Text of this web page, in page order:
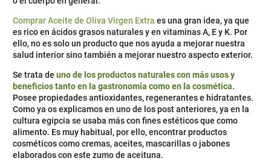
Comprar Aceite de Oliva Virgen Extra es una gran idea, ya que
es rico en ácidos grasos naturales y en vitaminas A, E y K. Por
ello, no es solo un producto que nos ayuda a mejorar nuestra
salud interior sino también a mejorar nuestro aspecto exterior.
Se trata de uno de los productos naturales con más usos y
beneficios tanto en la gastronomía como en la cosmética.
Posee propiedades antioxidantes, regenerantes e hidratantes.
Como ya os explicamos en uno de los post anteriores, ya en la
cultura egipcia se usaba más con fines estéticos que como
alimento. Es muy habitual, por ello, encontrar productos
cosméticos como cremas, aceites, mascarillas o jabones
elaborados con este zumo de aceituna.